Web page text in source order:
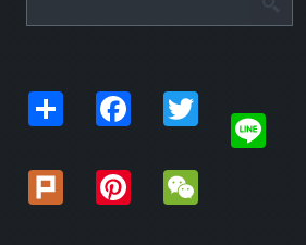
Share Facebook
Plurk Pinterest